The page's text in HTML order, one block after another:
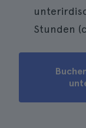
Stunden